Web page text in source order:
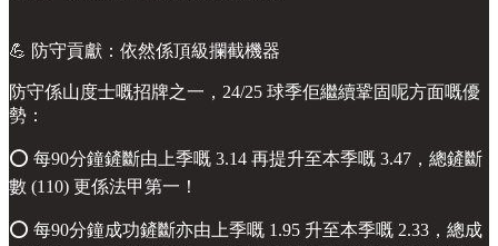
💪 防守貢獻：依然係頂級攔截機器
防守係山度士嘅招牌之一，24/25 球季佢繼續鞏固呢方面嘅優
勢：
⭕️ 每90分鐘鏟斷由上季嘅 3.14 再提升至本季嘅 3.47，總鏟斷
數 (110) 更係法甲第一！
⭕️ 每90分鐘成功鏟斷亦由上季嘅 1.95 升至本季嘅 2.33，總成